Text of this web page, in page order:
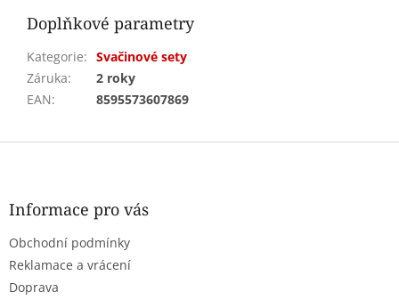
Doplňkové parametry
Kategorie: Svačinové sety
Záruka:
2 roky
EAN: 8595573607869
Z
Informace pro vás
Obchodní podmínky
Reklamace a vrácení
Doprava